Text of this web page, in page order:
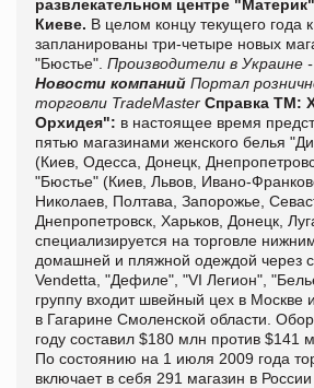
развлекательном центре
Киеве. В целом концу текущего года
запланированы три-четыре новых
"Бюстье". Производители в Украине
Новости компаний Портал
торговли TradeMaster Справка ТМ:
Орхидея": в настоящее время
пятью магазинами женского белья
(Киев, Одесса, Донецк,
"Бюстье" (Киев, Львов, Ивано-
Николаев, Полтава, Запорожье,
Днепропетровск, Харьков, Донецк,
специализируется на торговле
домашней и пляжной одеждой через
Vendetta, "Дефиле", "VI Легион",
группу входит швейный цех в
в Гагарине Смоленской области.
году составил $180 млн против $141
По состоянию на 1 июля 2009 года
включает в себя 291 магазин в